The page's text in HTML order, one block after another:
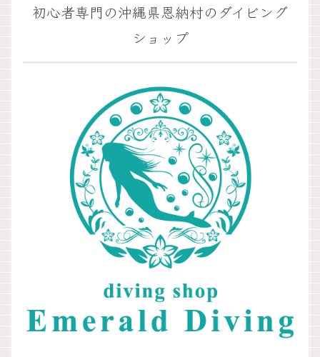
初心者専門の沖縄県恩納村のダイビング
ショップ